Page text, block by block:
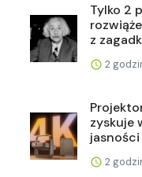
Tylko 2
z
2
zyskuje
jasności
2